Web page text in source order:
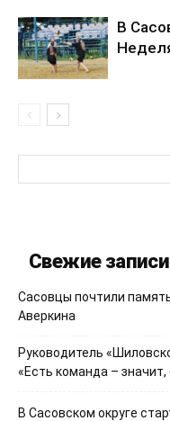
В
Свежие записи
Сасовцы почтили
Аверкина
Руководитель
«Есть команда – значит,
В Сасовском округе